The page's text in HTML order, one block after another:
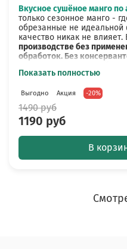
напитываются влагой.
Внимание!Арбузные
слипшиеся. При хранении
На вкусовые качества не
друг от друга).
сухофруктов. Подробнее
разделе "
Вкусное сушёное манго по
только сезонное манго -
обрезанные не
качество никак не
производстве без
обработок. Без
концентрацию полезных
биологически активных
Наше сушёное манго – это
спелого манго и долгое
Условия хранения: после
закрытой пачке, не
напитываются влагой.
Сухофрукты".
Показать полностью
Выгодно Акция -20%
1490 руб
1190 руб
В